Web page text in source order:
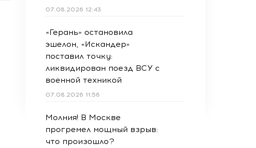
07.08.2026 12:43
«Герань» остановила
эшелон, «Искандер»
поставил точку:
ликвидирован поезд ВСУ с
военной техникой
07.08.2026 11:56
Молния! В Москве
прогремел мощный взрыв:
что произошло?